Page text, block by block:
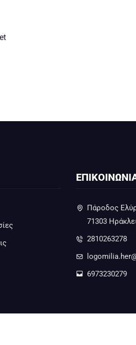
Πάροδος
71303
2810263278
6973230279